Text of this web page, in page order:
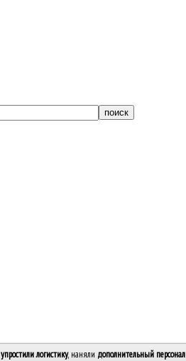
упростили логистику, наняли дополнительный персонал